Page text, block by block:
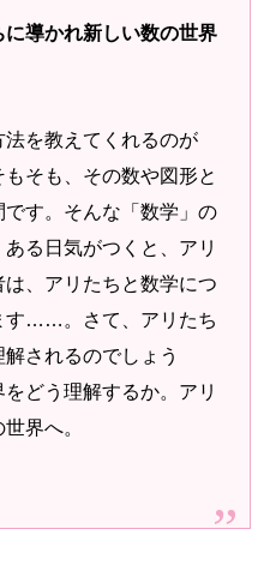
導かれ新しい数の世界
を教えてくれるのが
もそも、その数や図形と
す。そんな「数学」の
る日気がつくと、アリ
、アリたちと数学につ
す……。さて、アリたち
されるのでしょう
どう理解するか。アリ
界へ。